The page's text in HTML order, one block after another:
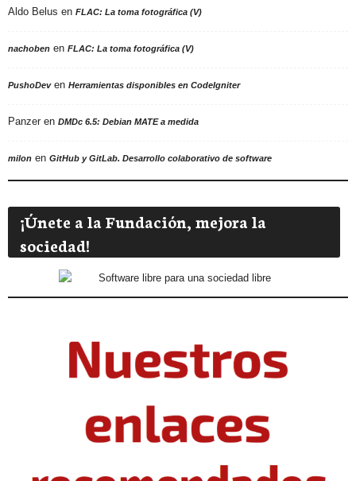
Aldo Belus en FLAC: La toma fotográfica (V)
nachoben en FLAC: La toma fotográfica (V)
PushoDeven Herramientas disponibles en CodeIgniter
Panzer en DMDc 6.5: Debian MATE a medida
milon en GitHub y GitLab. Desarrollo colaborativo de software
¡Únete a la Fundación, mejora la
sociedad!